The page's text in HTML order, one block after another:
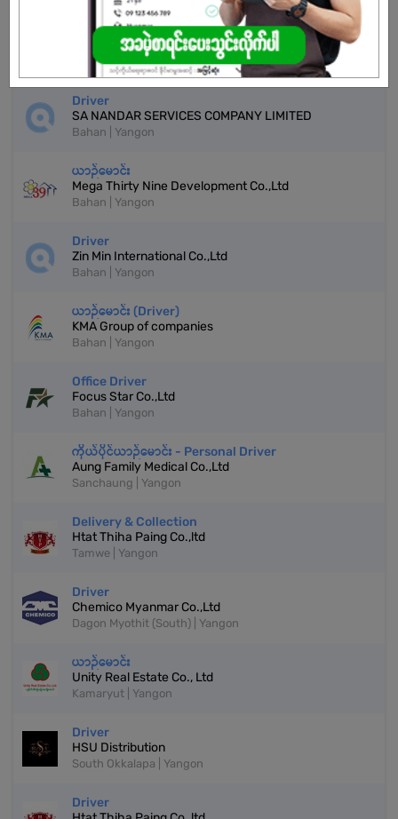
Personal Driver
Steber Group
Bahan | Yangon
Driver
SA NANDAR SERVICES COMPANY LIMITED
Bahan | Yangon
ယာဉ်မောင်း
Mega Thirty Nine Development Co.,Ltd
Bahan | Yangon
Driver
Zin Min International Co.,Ltd
Bahan | Yangon
ယာဉ်မောင်း (Driver)
KMA Group of companies
Bahan | Yangon
Office Driver
Focus Star Co.,Ltd
Bahan | Yangon
ကိုယ်ပိုင်ယာဉ်မောင်း - Personal Driver
Aung Family Medical Co.,Ltd
Sanchaung | Yangon
Delivery & Collection
Htat Thiha Paing Co.,ltd
Tamwe | Yangon
Driver
Chemico Myanmar Co.,Ltd
Dagon Myothit (South) | Yangon
ယာဉ်မောင်း
Unity Real Estate Co., Ltd
Kamaryut | Yangon
Driver
HSU Distribution
South Okkalapa | Yangon
Driver